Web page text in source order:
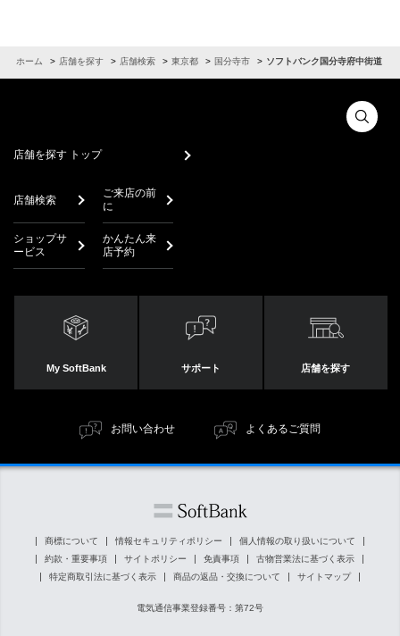
ホーム 店舗を探す 店舗検索 東京都 国分寺市 ソフトバンク国分寺府中街道
店舗を探す トップ
店舗検索
ご来店の前
に
ショップサ
ービス
かんたん来
店予約
My SoftBank サポート 店舗を探す
お問い合わせ よくあるご質問
商標について 情報セキュリティポリシー
個人情報の取り扱いについて
約款・重要事項
サイトポリシー 免責事項
古物営業法に基づく表示
特定商取引法に基づく表示
商品の返品・交換について サイトマップ
電気通信事業登録番号：第72号